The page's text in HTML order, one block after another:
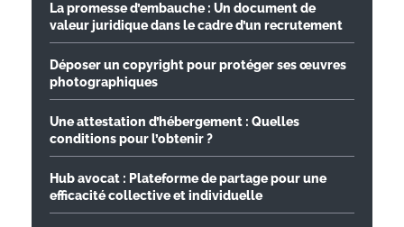
La promesse d’embauche : Un document de
valeur juridique dans le cadre d’un recrutement
Déposer un copyright pour protéger ses œuvres
photographiques
Une attestation d’hébergement : Quelles
conditions pour l’obtenir ?
Hub avocat : Plateforme de partage pour une
efficacité collective et individuelle